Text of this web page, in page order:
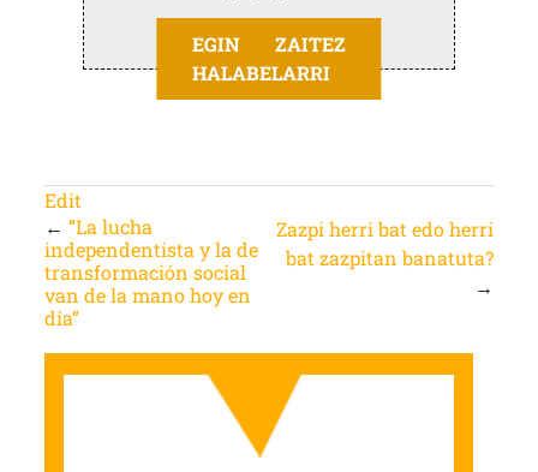
EGIN ZAITEZ
HALABELARRI
Edit
← “La lucha
independentista y la de
transformación social
van de la mano hoy en
día”
Zazpi herri bat edo herri
bat zazpitan banatuta?
→